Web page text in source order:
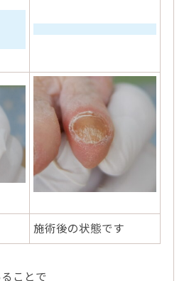
施術後の状態です
ことで